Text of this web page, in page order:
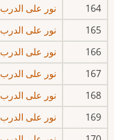
164
نور على الدرب 1434/10/19هـ
165
نور على الدرب 22-08-1434هـ
166
نور على الدرب 1434/08/15هـ
167
نور على الدرب 1434/08/08هـ
168
نور على الدرب 01-08-1434هـ
169
نور على الدرب 24-07-1434هـ